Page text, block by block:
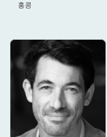
홍콩